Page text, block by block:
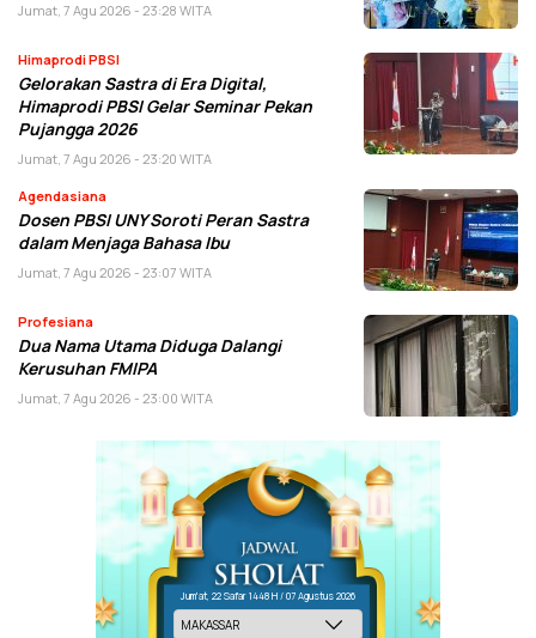
Jumat, 7 Agu 2026 - 23:28 WITA
Himaprodi PBSI
Gelorakan Sastra di Era Digital,
Himaprodi PBSI Gelar Seminar Pekan
Pujangga 2026
Jumat, 7 Agu 2026 - 23:20 WITA
Agendasiana
Dosen PBSI UNY Soroti Peran Sastra
dalam Menjaga Bahasa Ibu
Jumat, 7 Agu 2026 - 23:07 WITA
Profesiana
Dua Nama Utama Diduga Dalangi
Kerusuhan FMIPA
Jumat, 7 Agu 2026 - 23:00 WITA
Jum'at, 22 Safar 1448 H / 07 Agustus 2026